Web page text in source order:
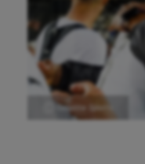
Ⓒ Gazette Sports